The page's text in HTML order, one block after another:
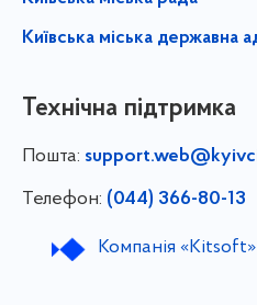
Київська міська державна
Технічна підтримка
Пошта:
Телефон: (044) 366-80-13
Компанія «Kitsoft»